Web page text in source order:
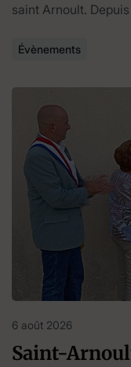
saint Arnoult.
Évènements
6 août 2026
Saint-